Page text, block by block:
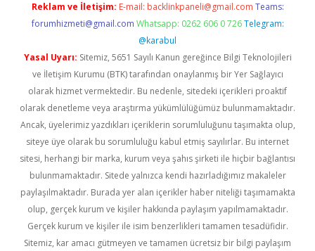
Reklam ve İletişim: E-mail: backlinkpaneli@gmail.com Teams:
forumhizmeti@gmail.com Whatsapp: 0262 606 0 726 Telegram:
@karabul
Yasal Uyarı: Sitemiz, 5651 Sayılı Kanun gereğince Bilgi Teknolojileri
ve İletişim Kurumu (BTK) tarafından onaylanmış bir Yer Sağlayıcı
olarak hizmet vermektedir. Bu nedenle, sitedeki içerikleri proaktif
olarak denetleme veya araştırma yükümlülüğümüz bulunmamaktadır.
Ancak, üyelerimiz yazdıkları içeriklerin sorumluluğunu taşımakta olup,
siteye üye olarak bu sorumluluğu kabul etmiş sayılırlar. Bu internet
sitesi, herhangi bir marka, kurum veya şahıs şirketi ile hiçbir bağlantısı
bulunmamaktadır. Sitede yalnızca kendi hazırladığımız makaleler
paylaşılmaktadır. Burada yer alan içerikler haber niteliği taşımamakta
olup, gerçek kurum ve kişiler hakkında paylaşım yapılmamaktadır.
Gerçek kurum ve kişiler ile isim benzerlikleri tamamen tesadüfidir.
Sitemiz, kar amacı gütmeyen ve tamamen ücretsiz bir bilgi paylaşım